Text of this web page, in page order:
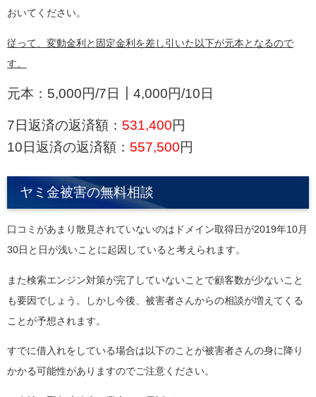
おいてください。
従って、変動金利と固定金利を差し引いた以下が元本となるので
す。
元本：5,000円/7日┃4,000円/10日
7日返済の返済額： 531,400円
10日返済の返済額： 557,500円
ヤミ金被害の無料相談
口コミがあまり散見されていないのはドメイン取得日が2019年10月
30日と日が浅いことに起因していると考えられます。
また検索エンジン対策が完了していないことで顧客数が少ないこと
も要因でしょう。しかし今後、被害者さんからの相談が増えてくる
ことが予想されます。
すでに借入れをしている場合は以下のことが被害者さんの身に降り
かかる可能性がありますのでご注意ください。